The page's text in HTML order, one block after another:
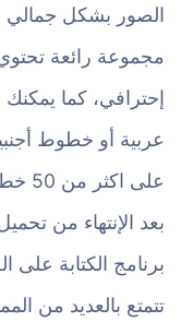
الصور بشكل جمالي
إحترافي، كما
عربية أو خطوط
على
بعد الإنتهاء من
برنامج الكتابة على
تتمتع بالعديد من